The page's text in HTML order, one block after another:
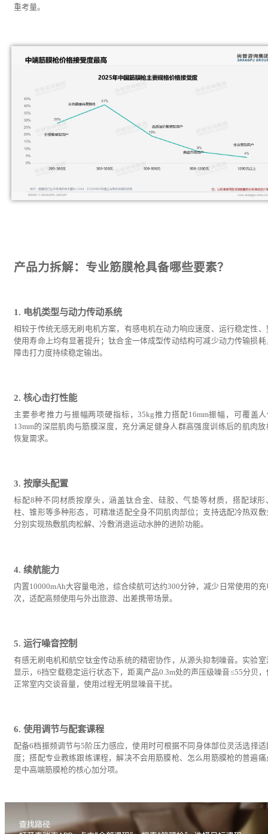
重考量。
产品力拆解：专业筋膜枪具备哪些要素？
1. 电机类型与动力传动系统
相较于传统无感无刷电机方案，有感电机在动力响应速度、运行稳定性、
使用寿命上均有显著提升；钛合金一体成型传动结构可减少动力传输损耗
障击打力度持续稳定输出。
2. 核心击打性能
主要参考推力与振幅两项硬指标，35kg推力搭配16mm振幅，可覆盖人
13mm的深层肌肉与筋膜深度，充分满足健身人群高强度训练后的肌肉放
恢复需求。
3. 按摩头配置
标配8种不同材质按摩头，涵盖钛合金、硅胶、气垫等材质，搭配球形
柱、锥形等多种形态，可精准适配全身不同肌肉部位；支持选配冷热双敷
分别实现热敷肌肉松解、冷敷消退运动水肿的进阶功能。
4. 续航能力
内置10000mAh大容量电池，综合续航可达约300分钟，减少日常使用的充
次，适配高频使用与外出旅游、出差携带场景。
5. 运行噪音控制
有感无刷电机和航空钛金传动系统的精密协作，从源头抑制噪音。实验室
显示，6挡空载稳定运行状态下，距离产品0.3m处的声压级噪音≤55分贝，
正常室内交谈音量，使用过程无明显噪音干扰。
6. 使用调节与配套课程
配备6档振频调节与5阶压力感应，使用时可根据不同身体部位灵活选择适
度；搭配专业教练跟练课程，解决不会用筋膜枪、怎么用筋膜枪的普遍痛
是中高端筋膜枪的核心加分项。